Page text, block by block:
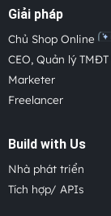
Giải pháp
Chủ Shop Online
CEO, Quản lý TMĐT
Marketer
Freelancer
Build with Us
Nhà phát triển
Tích hợp/ APIs